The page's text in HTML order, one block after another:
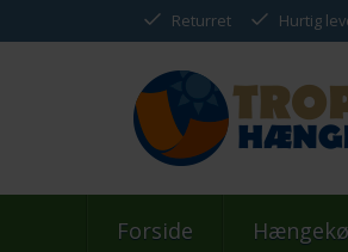
Returret Hurtig
Forside